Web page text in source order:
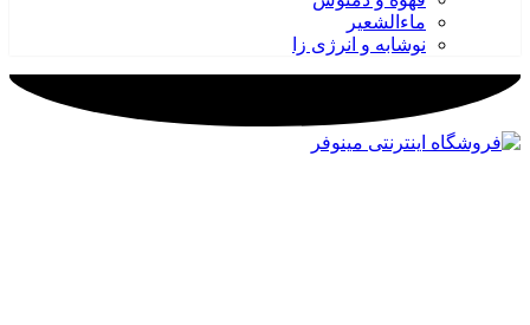
ماءالشعیر
نوشابه و انرژی زا